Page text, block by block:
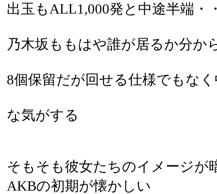
出玉もALL1,000発と中途半端・
乃木坂ももはや誰が居るか分か
8個保留だが回せる仕様でもな
な気がする
そもそも彼女たちのイメージが
AKBの初期が懐かしい